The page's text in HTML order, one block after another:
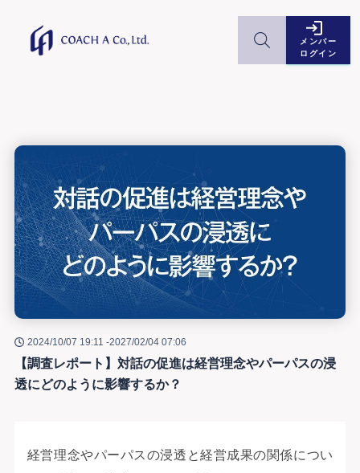
メンバー
ログイン
2024/10/07 19:11 -2027/02/04 07:06
【調査レポート】対話の促進は経営理念やパーパスの浸
透にどのように影響するか？
経営理念やパーパスの浸透と経営成果の関係につい